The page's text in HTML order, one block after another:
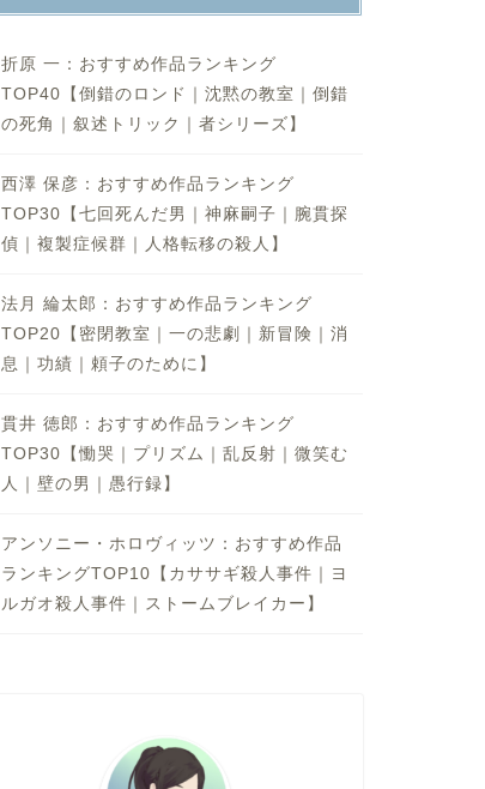
折原 一：おすすめ作品ランキング
TOP40【倒錯のロンド｜沈黙の教室｜倒錯
の死角｜叙述トリック｜者シリーズ】
西澤 保彦：おすすめ作品ランキング
TOP30【七回死んだ男｜神麻嗣子｜腕貫探
偵｜複製症候群｜人格転移の殺人】
法月 綸太郎：おすすめ作品ランキング
TOP20【密閉教室｜一の悲劇｜新冒険｜消
息｜功績｜頼子のために】
貫井 徳郎：おすすめ作品ランキング
TOP30【慟哭｜プリズム｜乱反射｜微笑む
人｜壁の男｜愚行録】
アンソニー・ホロヴィッツ：おすすめ作品
ランキングTOP10【カササギ殺人事件｜ヨ
ルガオ殺人事件｜ストームブレイカー】